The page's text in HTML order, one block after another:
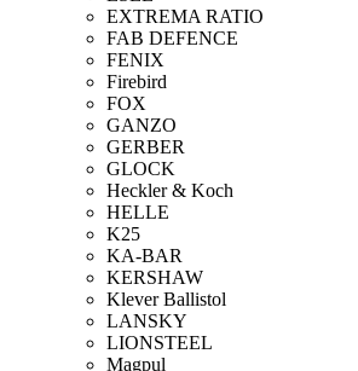
EXTREMA RATIO
FAB DEFENCE
FENIX
Firebird
FOX
GANZO
GERBER
GLOCK
Heckler & Koch
HELLE
K25
KA-BAR
KERSHAW
Klever Ballistol
LANSKY
LIONSTEEL
Magpul